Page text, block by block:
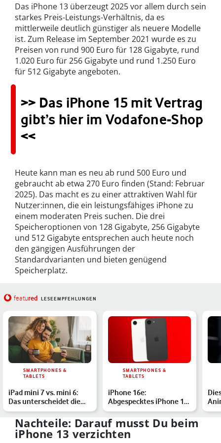
Das iPhone 13 überzeugt 2025 vor allem durch sein
starkes Preis-Leistungs-Verhältnis, da es
mittlerweile deutlich günstiger als neuere Modelle
ist. Zum Release im September 2021 wurde es zu
Preisen von rund 900 Euro für 128 Gigabyte, rund
1.020 Euro für 256 Gigabyte und rund 1.250 Euro
für 512 Gigabyte angeboten.
>> Das iPhone 15 mit Vertrag
gibt’s hier im Vodafone-Shop
<<
Heute kann man es neu ab rund 500 Euro und
gebraucht ab etwa 270 Euro finden (Stand: Februar
2025). Das macht es zu einer attraktiven Wahl für
Nutzer:innen, die ein leistungsfähiges iPhone zu
einem moderaten Preis suchen. Die drei
Speicheroptionen von 128 Gigabyte, 256 Gigabyte
und 512 Gigabyte entsprechen auch heute noch
den gängigen Ausführungen der
Standardvarianten und bieten genügend
Speicherplatz.
featured LESEEMPFEHLUNGEN
SMARTPHONES &
TABLETS
iPad mini 7 vs. mini 6:
Das unterscheidet die
Tablets
SMARTPHONES &
TABLETS
iPhone 16e:
Abgespecktes iPhone 16
mit KI-Support – alle
Infos
Nachteile: Darauf musst Du beim
iPhone 13 verzichten